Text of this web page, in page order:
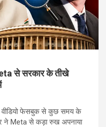
से सरकार के तीखे
वीडियो फेसबुक से कुछ समय के
ने Meta से कड़ा रुख अपनाया